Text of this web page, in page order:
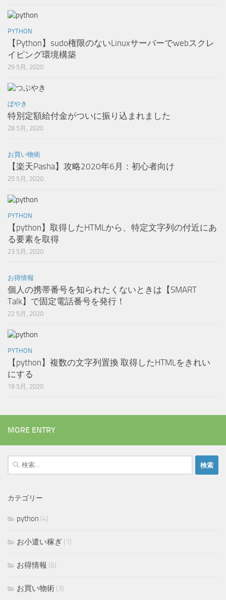
PYTHON
【Python】sudo権限のないLinuxサーバーでwebスクレ
イピング環境構築
29 5月, 2020
ぼやき
特別定額給付金がついに振り込まれました
28 5月, 2020
お買い物術
【楽天Pasha】攻略2020年6月：初心者向け
25 5月, 2020
PYTHON
【python】取得したHTMLから、特定文字列の付近にあ
る要素を取得
23 5月, 2020
お得情報
個人の携帯番号を知られたくないときは【SMART
Talk】で固定電話番号を発行！
22 5月, 2020
PYTHON
【python】複数の文字列置換 取得したHTMLをきれい
にする
19 5月, 2020
MORE ENTRY
検
索:
カテゴリー
python (4)
お小遣い稼ぎ (1)
お得情報 (6)
お買い物術 (3)